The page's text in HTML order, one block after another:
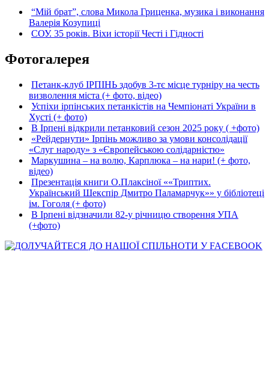
“Мій брат”, слова Микола Гриценка, музика і виконання
Валерія Козупиці
СОУ. 35 років. Віхи історії Честі і Гідності
Фотогалерея
Петанк-клуб ІРПІНЬ здобув 3-тє місце турніру на честь
визволення міста (+ фото, відео)
Успіхи ірпінських петанкістів на Чемпіонаті України в
Хусті (+ фото)
В Ірпені відкрили петанковий сезон 2025 року ( +фото)
«Рейдернути» Ірпінь можливо за умови консолідації
«Слуг народу» з «Європейською солідарністю»
Маркушина – на волю, Карплюка – на нари! (+ фото,
відео)
Презентація книги О.Плаксіної ««Триптих.
Український Шекспір Дмитро Паламарчук»» у бібліотеці
ім. Гоголя (+ фото)
В Ірпені відзначили 82-у річницю створення УПА
(+фото)